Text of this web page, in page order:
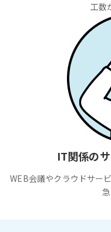
工数
IT関係の
WEB会議やクラウドサー